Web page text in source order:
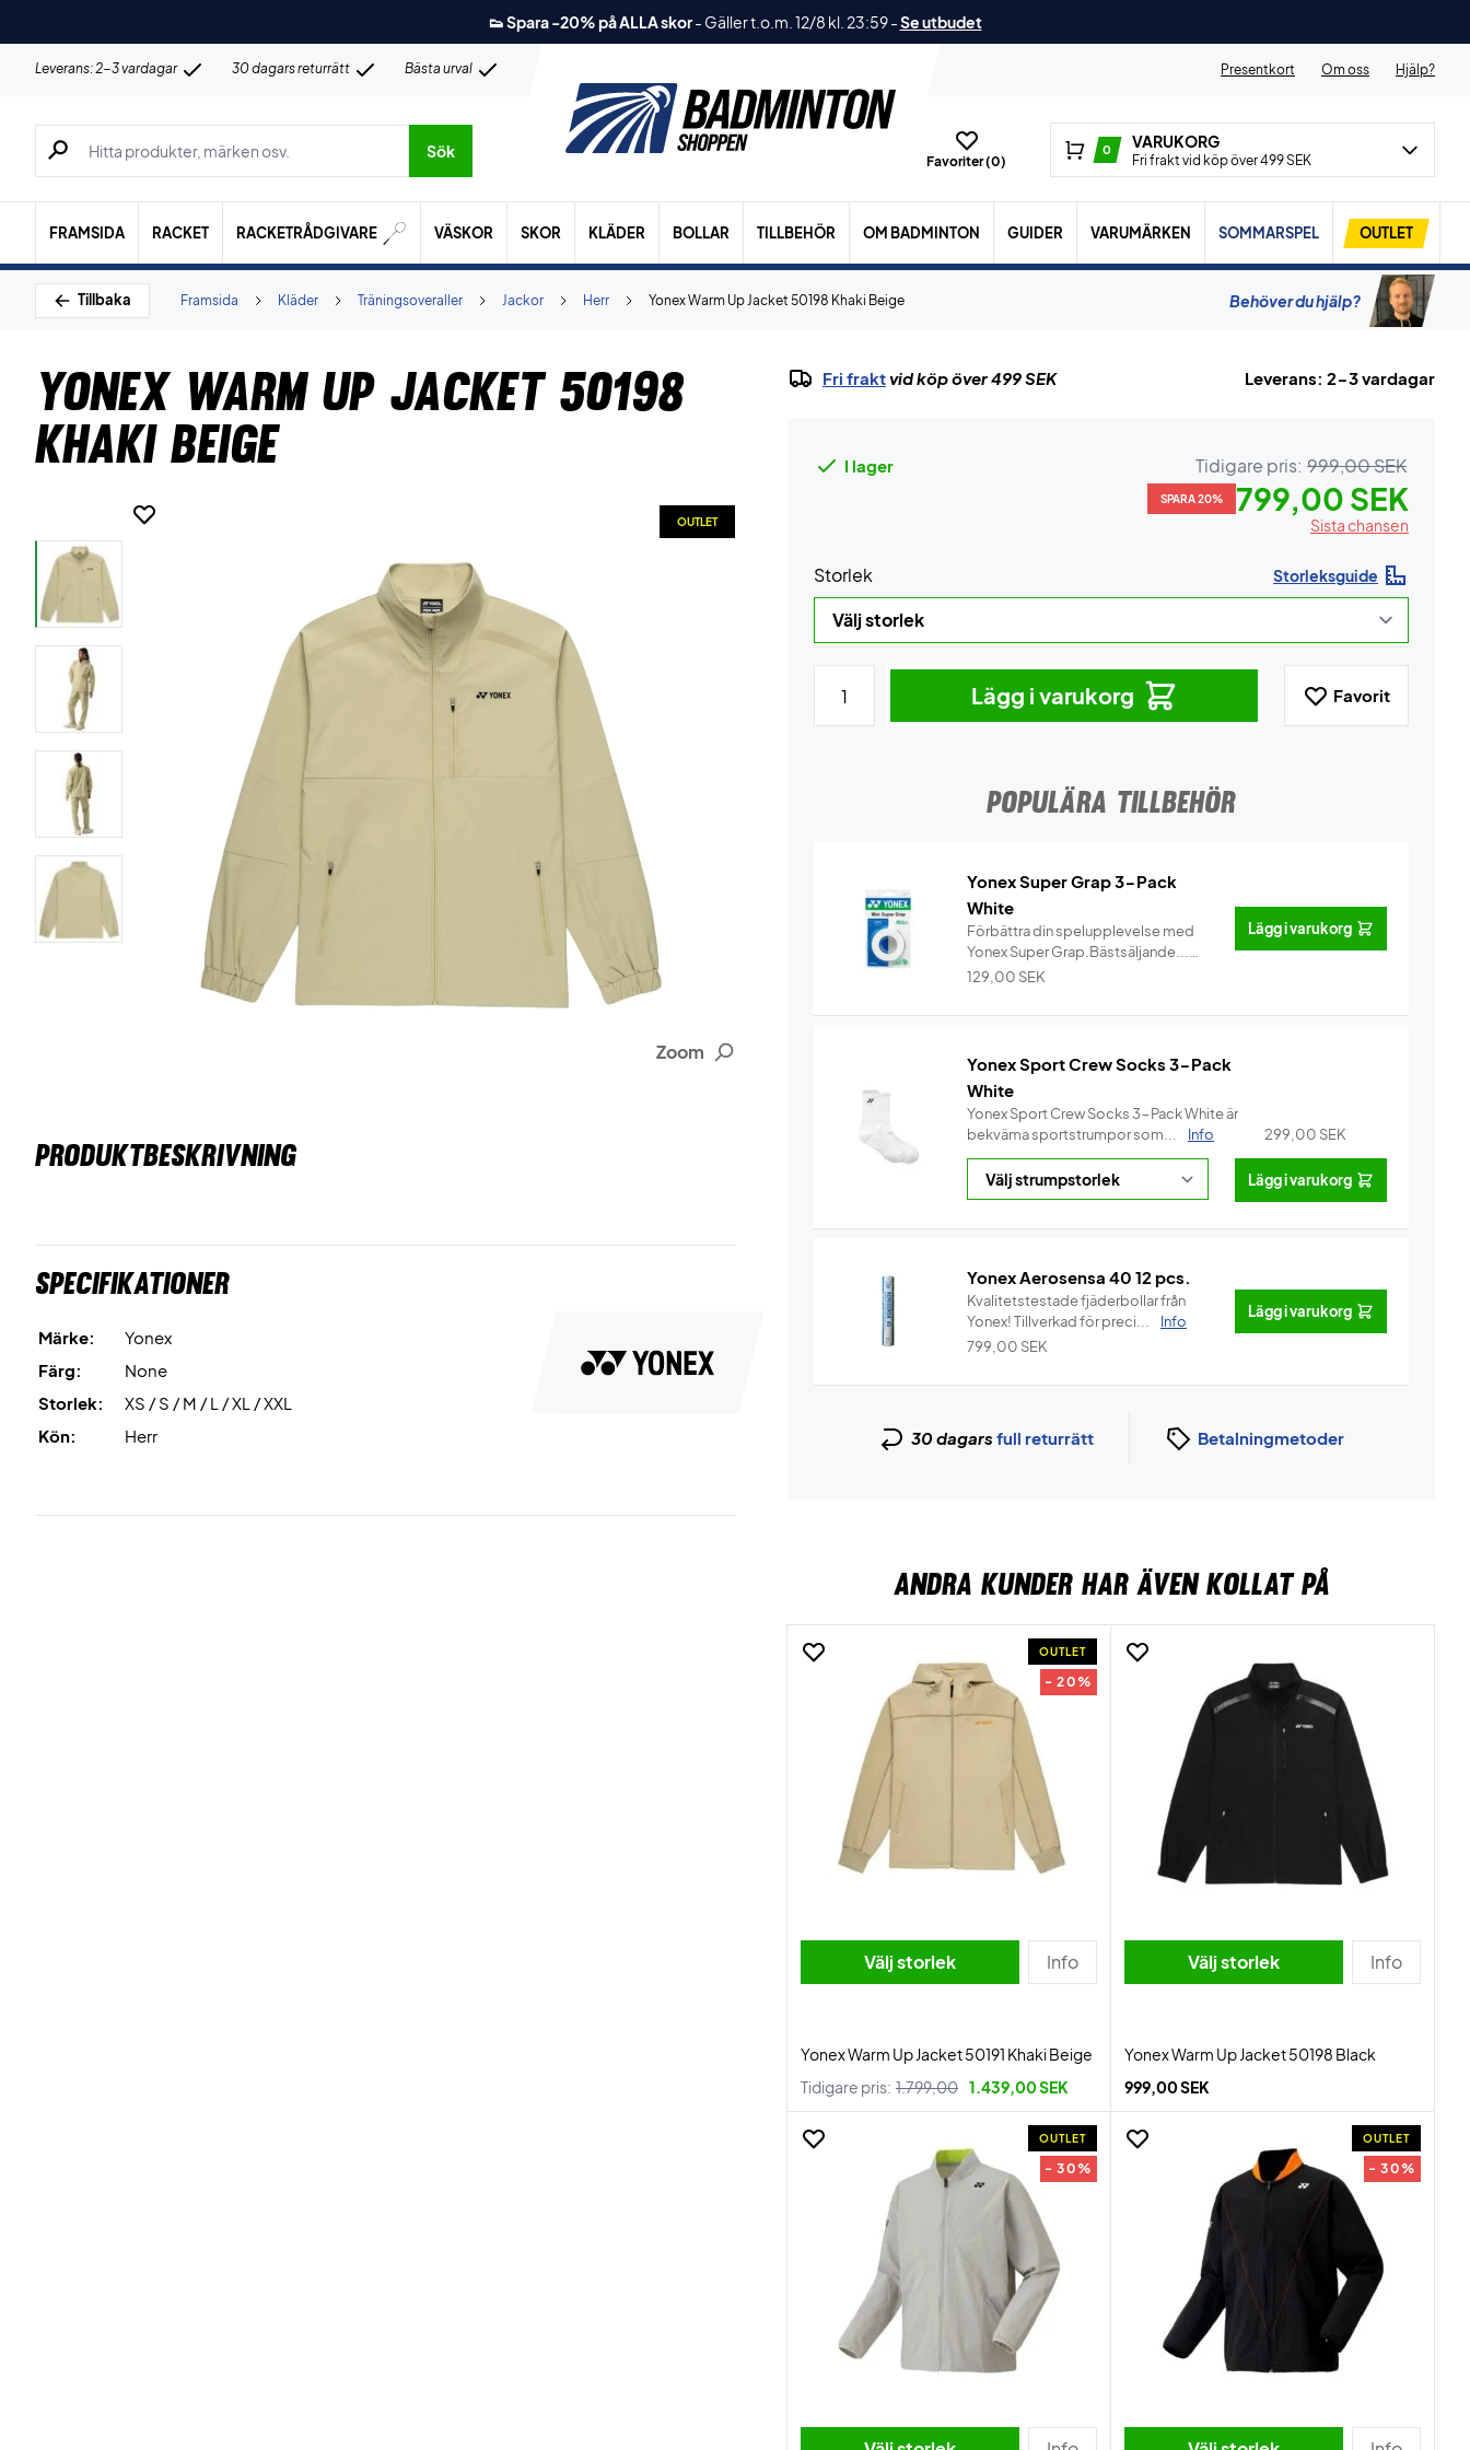
👟 Spara -20% på ALLA skor- Gäller t.o.m. 12/8 kl. 23:59-Se utbudet
Leverans: 2-3 vardagar 30 dagars returrätt Bästa urval Presentkort Om oss Hjälp?
Sök efter produkter, märken osv.
Sök
Favoriter (0)
0 VARUKORG
Fri frakt vid köp över 499 SEK
FRAMSIDA RACKET RACKETRÅDGIVARE VÄSKOR SKOR KLÄDER BOLLAR TILLBEHÖR OM BADMINTON GUIDER VARUMÄRKEN SOMMARSPEL OUTLET
Tillbaka Yonex Warm Up Jacket 50198 Khaki Beige
Herr
Jackor
Träningsoveraller
Kläder
Framsida Behöver du hjälp?
Yonex Warm Up Jacket 50198
Khaki Beige
Zoom
OUTLET
PRODUKTBESKRIVNING
Specifikationer
Märke:
Yonex
Färg:
None
Storlek:
XS / S / M / L / XL / XXL
Kön:
Herr
Fri fraktvid köp över 499 SEK Leverans: 2-3 vardagar
I lager Tidigare pris: 999,00 SEK
SPARA 20% 799,00 SEK
Sista chansen
Storlek Storleksguide
Lägg i varukorg Favorit
POPULÄRA TILLBEHÖR
Yonex Super Grap 3-Pack
White
Förbättra din spelupplevelse med
Yonex Super Grap.Bästsäljande...
Info
129,00 SEK
Lägg i varukorg
Yonex Sport Crew Socks 3-Pack
White
Yonex Sport Crew Socks 3-Pack White är
bekväma sportstrumpor som...
Info 299,00 SEK
Lägg i varukorg
Yonex Aerosensa 40 12 pcs.
Kvalitetstestade fjäderbollar från
Yonex! Tillverkad för preci...
Info
799,00 SEK
Lägg i varukorg
30 dagars full returrätt Betalningmetoder
ANDRA KUNDER HAR ÄVEN KOLLAT PÅ
OUTLET
- 20%
Välj storlek Info
Yonex Warm Up Jacket 50191 Khaki Beige
Tidigare pris: 1.799,00 1.439,00 SEK
Välj storlek Info
Yonex Warm Up Jacket 50198 Black
999,00 SEK
OUTLET
- 30%
OUTLET
- 30%